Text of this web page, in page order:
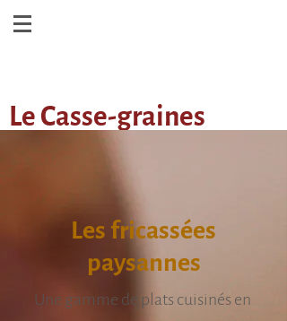
Le Casse-graines
Les fricassées
paysannes
Une gamme de plats cuisinés en